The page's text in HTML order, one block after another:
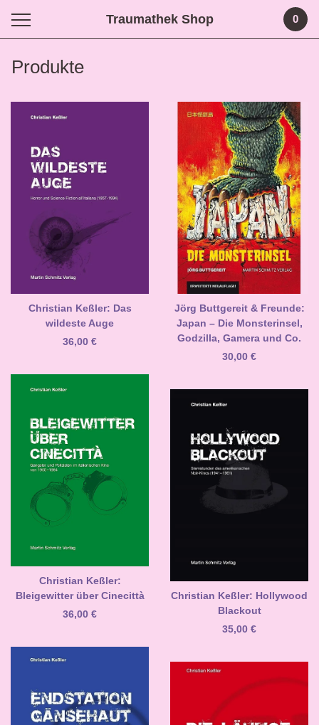
Traumathek Shop 0
Produkte
Christian Keßler: Das
wildeste Auge
36,00 €
Jörg Buttgereit & Freunde:
Japan – Die Monsterinsel,
Godzilla, Gamera und Co.
30,00 €
Christian Keßler:
Bleigewitter über Cinecittà
36,00 €
Christian Keßler: Hollywood
Blackout
35,00 €